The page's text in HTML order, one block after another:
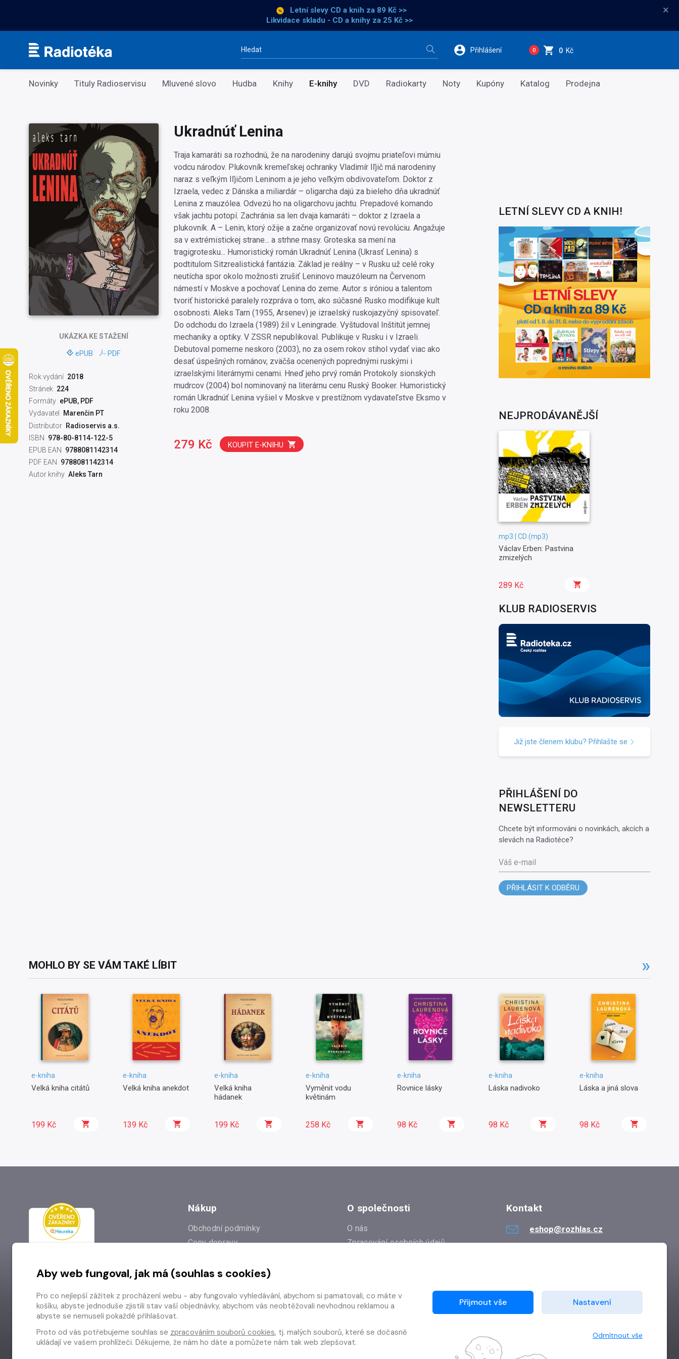
Letní slevy CD a knih za 89 Kč >>
Likvidace skladu - CD a knihy za 25 Kč >>
×
Vyhledávání Přihlášení 0 0 Kč
Kategorie
Novinky Tituly Radioservisu Mluvené slovo Hudba Knihy E-knihy DVD Radiokarty Noty Kupóny Katalog Prodejna
UKÁZKAKE STAŽENÍ
ePUB PDF
Rok vydání 2018
Stránek 224
Formáty ePUB, PDF
Vydavatel
Marenčin PT
Distributor Radioservis a.s.
ISBN
978-80-8114-122-5
EPUB EAN
9788081142314
PDF EAN
9788081142314
Autor knihy Aleks Tarn
Ukradnúť Lenina
Traja kamaráti sa rozhodnú, že na narodeniny darujú svojmu priateľovi múmiu
vodcu národov. Plukovník kremeľskej ochranky Vladimír Iľjič má narodeniny
naraz s veľkým Iľjičom Leninom a je jeho veľkým obdivovateľom. Doktor z
Izraela, vedec z Dánska a miliardár – oligarcha dajú za bieleho dňa ukradnúť
Lenina z mauzólea. Odvezú ho na oligarchovu jachtu. Prepadové komando
však jachtu potopí. Zachránia sa len dvaja kamaráti – doktor z Izraela a
plukovník. A – Lenin, ktorý ožije a začne organizovať novú revolúciu. Angažuje
sa v extrémistickej strane... a strhne masy. Groteska sa mení na
tragigrotesku... Humoristický román Ukradnúť Lenina (Ukrasť Lenina) s
podtitulom Sitzrealistická fantázia. Základ je reálny – v Rusku už celé roky
neutícha spor okolo možnosti zrušiť Leninovo mauzóleum na Červenom
námestí v Moskve a pochovať Lenina do zeme. Autor s iróniou a talentom
tvoriť historické paralely rozpráva o tom, ako súčasné Rusko modifikuje kult
osobnosti. Aleks Tarn (1955, Arsenev) je izraelský ruskojazyčný spisovateľ.
Do odchodu do Izraela (1989) žil v Leningrade. Vyštudoval Inštitút jemnej
mechaniky a optiky. V ZSSR nepublikoval. Publikuje v Rusku i v Izraeli.
Debutoval pomerne neskoro (2003), no za osem rokov stihol vydať viac ako
desať úspešných románov, zväčša ocenených poprednými ruskými i
izraelskými literárnymi cenami. Hneď jeho prvý román Protokoly sionských
mudrcov (2004) bol nominovaný na literárnu cenu Ruský Booker. Humoristický
román Ukradnúť Lenina vyšiel v Moskve v prestížnom vydavateľstve Eksmo v
roku 2008.
279 Kč KOUPIT E-KNIHU
LETNÍ SLEVY CD A KNIH!
NEJPRODÁVANĚJŠÍ
mp3 | CD (mp3)
Václav Erben: Pastvina
zmizelých
289 Kč
KLUB RADIOSERVIS
Již jste členem klubu? Přihlašte se
PŘIHLÁŠENÍ DO
NEWSLETTERU
Chcete být informováni o novinkách, akcích a
slevách na Radiotéce?
Váš e-mail
PŘIHLÁSIT K ODBĚRU
MOHLO BY SE VÁM TAKÉ LÍBIT
e-kniha
Velká kniha citátů
199 Kč
e-kniha
Velká kniha anekdot
139 Kč
e-kniha
Velká kniha
hádanek
199 Kč
e-kniha
Vyměnit vodu
květinám
258 Kč
e-kniha
Rovnice lásky
98 Kč
e-kniha
Láska nadivoko
98 Kč
e-kniha
Láska a jiná slova
98 Kč
Nákup
Obchodní podmínky
Ceny dopravy
Prodejna
Odstoupení od smlouvy
O společnosti
O nás
Zpracování osobních údajů
Kontakt
eshop@rozhlas.cz
Aby web fungoval, jak má (souhlas s cookies)
Pro co nejlepší zážitek z procházení webu - aby fungovalo vyhledávání, abychom si pamatovali, co máte v
košíku, abyste jednoduše zjistili stav vaší objednávky, abychom vás neobtěžovali nevhodnou reklamou a
abyste se nemuseli pokaždé přihlašovat.
Proto od vás potřebujeme souhlas se zpracováním souborů cookies, tj. malých souborů, které se dočasně
ukládají ve vašem prohlížeči. Děkujeme, že nám ho dáte a pomůžete nám tak web zlepšovat.
Přijmout vše Nastavení
Odmítnout vše